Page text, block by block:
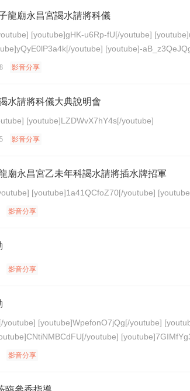
龍廟永昌宮謁水請將科儀
youtube] [youtube]Ta
影音分享
水請將科儀大典說明會
[youtube]WfJaikmj1vw[/youtube] [youtube]LZDWvX7hY4s[/youtube]
影音分享
廟永昌宮乙未年科謁水請將插水牌招軍
影音分享
影音分享
[youtube]rKtm9pZvedw[/youtube] [youtube]8
影音分享